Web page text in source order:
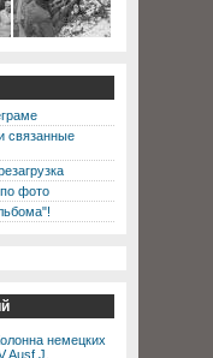
связанные
фото
немецких
Ausf.J,